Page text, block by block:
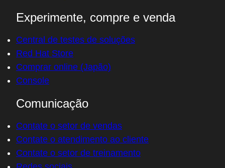
Experimente, compre e venda
Central de testes de soluções
Red Hat Store
Comprar online (Japão)
Console
Comunicação
Contate o setor de vendas
Contate o atendimento ao cliente
Contate o setor de treinamento